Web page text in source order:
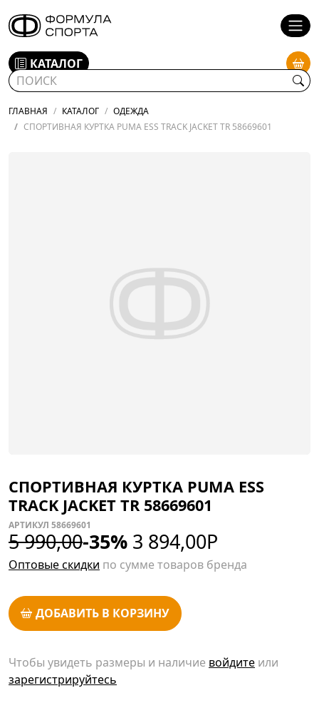
КАТАЛОГ
ГЛАВНАЯ КАТАЛОГ
ОДЕЖДА
СПОРТИВНАЯ КУРТКА PUMA ESS TRACK JACKET TR 58669601
СПОРТИВНАЯ КУРТКА PUMA ESS
TRACK JACKET TR 58669601
АРТИКУЛ 58669601
5 990,00-35% 3 894,00Р
Оптовые скидки по сумме товаров бренда
ДОБАВИТЬ В КОРЗИНУ
Чтобы увидеть размеры и наличие войдите или
зарегистрируйтесь